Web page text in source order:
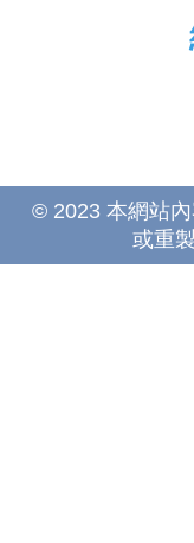
© 2023 本網站
或重